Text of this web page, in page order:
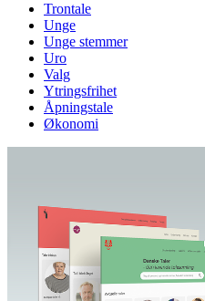
Trontale
Unge
Unge stemmer
Uro
Valg
Ytringsfrihet
Åpningstale
Økonomi